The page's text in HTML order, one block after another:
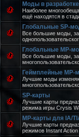
Моды в разработке
Наиболее
ещё находятся в
Глобальные SP-
Все большие моды,
Глобальные MP-
Все большие моды,
Геймплейные MP-
Лучшие моды
SP-карты
Лучшие карты
режима игры Crysis
MP-карты для IA/
Лучшие карты
режимов Instant Action